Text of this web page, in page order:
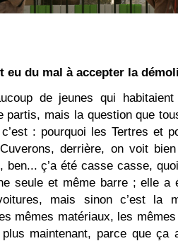
eu du mal à accepter la
de jeunes qui
partis, mais la question que
: pourquoi les Tertres et
derrière, on voit
ben... ç’a été casse casse,
seule et même barre ; elle a
mais sinon c’est la
mêmes matériaux, les
maintenant, parce que ça